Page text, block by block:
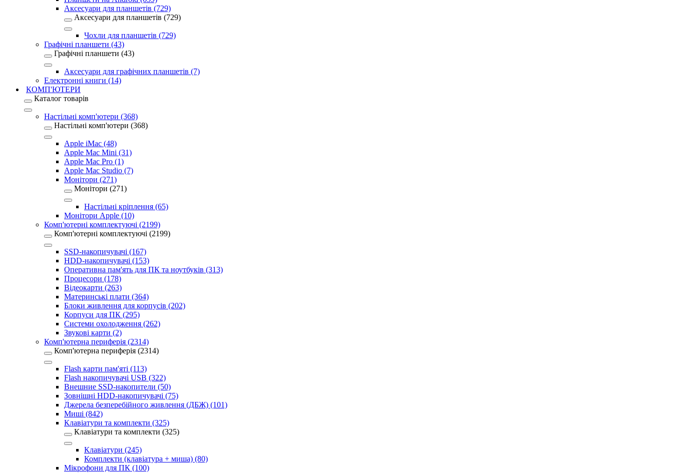
Аксесуари для планшетів (729)
Аксесуари для планшетів (729)
Чохли для планшетів (729)
Графічні планшети (43)
Графічні планшети (43)
Аксесуари для графічних планшетів (7)
Електронні книги (14)
КОМП'ЮТЕРИ
Каталог товарів
Настільні комп'ютери (368)
Настільні комп'ютери (368)
Apple iMac (48)
Apple Mac Mini (31)
Apple Mac Pro (1)
Apple Mac Studio (7)
Монітори (271)
Монітори (271)
Настільні кріплення (65)
Монітори Apple (10)
Комп'ютерні комплектуючі (2199)
Комп'ютерні комплектуючі (2199)
SSD-накопичувачі (167)
HDD-накопичувачі (153)
Оперативна пам'ять для ПК та ноутбуків (313)
Процесори (178)
Відеокарти (263)
Материнські плати (364)
Блоки живлення для корпусів (202)
Корпуси для ПК (295)
Системи охолодження (262)
Звукові карти (2)
Комп'ютерна периферія (2314)
Комп'ютерна периферія (2314)
Flash карти пам'яті (113)
Flash накопичувачі USB (322)
Внешние SSD-накопители (50)
Зовнішні HDD-накопичувачі (75)
Джерела безперебійного живлення (ДБЖ) (101)
Миші (842)
Клавіатури та комплекти (325)
Клавіатури та комплекти (325)
Клавіатури (245)
Комплекти (клавіатура + миша) (80)
Мікрофони для ПК (100)